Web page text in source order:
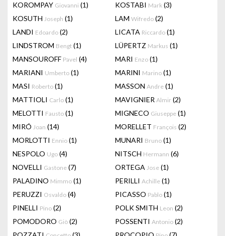
KOROMPAY Giovanni (1) KOSTABI Mark (3)
KOSUTH Joseph (1) LAM Wifredo (2)
LANDI Edoardo (2) LICATA Riccardo (1)
LINDSTROM Bengt (1) LÜPERTZ Markus (1)
MANSOUROFF Pavel (4) MARI Enzo (1)
MARIANI Umberto (1) MARINI Marino (1)
MASI Roberto (1) MASSON Andre (1)
MATTIOLI Carlo (1) MAVIGNIER Almir (2)
MELOTTI Fausto (1) MIGNECO Giuseppe (1)
MIRÓ Joan (14) MORELLET François (2)
MORLOTTI Ennio (1) MUNARI Bruno (1)
NESPOLO Ugo (4) NITSCH Hermann (6)
NOVELLI Gastone (7) ORTEGA Jose (1)
PALADINO Mimmo (1) PERILLI Achille (1)
PERUZZI Osvaldo (4) PICASSO Pablo (1)
PINELLI Pino (2) POLK SMITH Leon (2)
POMODORO Giò (2) POSSENTI Antonio (2)